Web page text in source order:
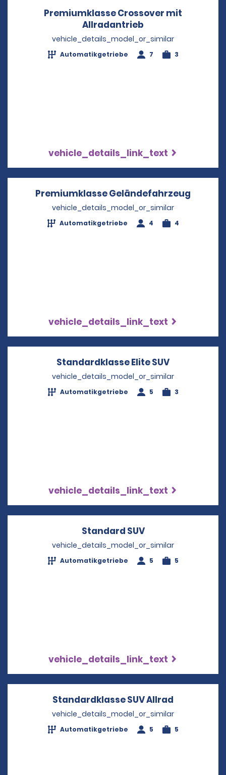
Premiumklasse Crossover mit
Allradantrieb
vehicle_details_model_or_similar
Automatikgetriebe 7 3
vehicle_details_link_text
Premiumklasse Geländefahrzeug
vehicle_details_model_or_similar
Automatikgetriebe 4 4
vehicle_details_link_text
Standardklasse Elite SUV
vehicle_details_model_or_similar
Automatikgetriebe 5 3
vehicle_details_link_text
Standard SUVOpens in a new
vehicle_details_model_or_similar
Automatikgetriebe 5 5
vehicle_details_link_text
Standardklasse SUV Allrad
vehicle_details_model_or_similar
Automatikgetriebe 5 5